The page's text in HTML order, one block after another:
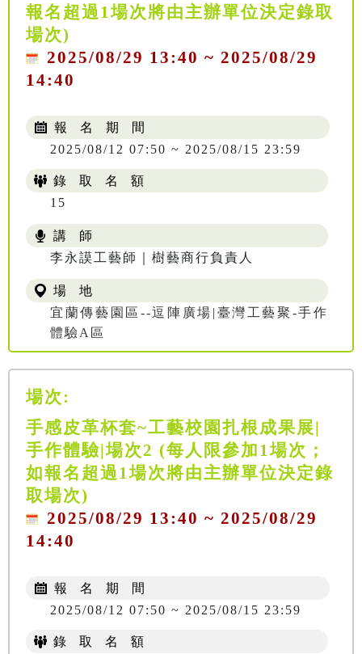
報名超過1場次將由主辦單位決定錄取
場次)
2025/08/29 13:40 ~ 2025/08/29
14:40
報 名 期 間
2025/08/12 07:50 ~ 2025/08/15 23:59
錄 取 名 額
15
講 師
李永謨工藝師｜樹藝商行負責人
場 地
宜蘭傳藝園區--逗陣廣場|臺灣工藝聚-手作
體驗A區
場次:
手感皮革杯套~工藝校園扎根成果展|
手作體驗|場次2 (每人限參加1場次；
如報名超過1場次將由主辦單位決定錄
取場次)
2025/08/29 13:40 ~ 2025/08/29
14:40
報 名 期 間
2025/08/12 07:50 ~ 2025/08/15 23:59
錄 取 名 額